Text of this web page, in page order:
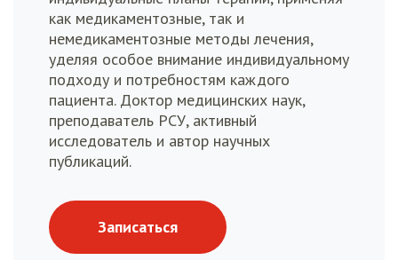
как медикаментозные, так и
немедикаментозные методы лечения,
уделяя особое внимание индивидуальному
подходу и потребностям каждого
пациента. Доктор медицинских наук,
преподаватель РСУ, активный
исследователь и автор научных
публикаций.
Записаться